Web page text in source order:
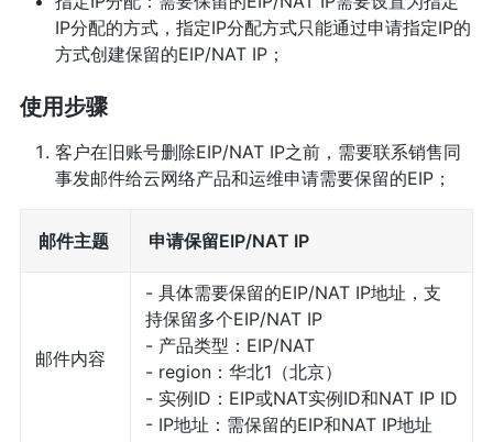
IP分配的方式，指定IP分配方式只能通过申请指定IP的
方式创建保留的EIP/NAT IP；
使用步骤
客户在旧账号删除EIP/NAT IP之前，需要联系销售同
事发邮件给云网络产品和运维申请需要保留的EIP；
邮件主题 申请保留EIP/NAT IP
邮件内容
- 具体需要保留的EIP/NAT IP地址，支
持保留多个EIP/NAT IP
- 产品类型：EIP/NAT
- region：华北1（北京）
- 实例ID：EIP或NAT实例ID和NAT IP ID
- IP地址：需保留的EIP和NAT IP地址